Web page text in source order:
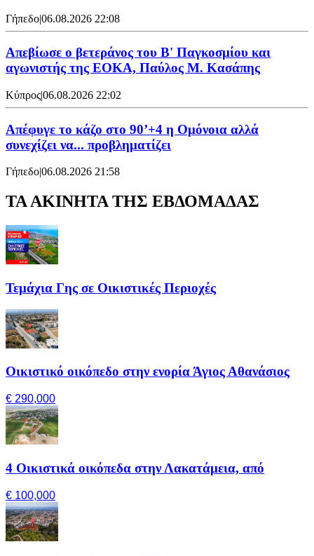
Γήπεδο|06.08.2026 22:08
Απεβίωσε ο βετεράνος του Β' Παγκοσμίου και
αγωνιστής της ΕΟΚΑ, Παύλος Μ. Κασάπης
Κύπρος|06.08.2026 22:02
Απέφυγε το κάζο στο 90’+4 η Ομόνοια αλλά
συνεχίζει να... προβληματίζει
Γήπεδο|06.08.2026 21:58
ΤΑ ΑΚΙΝΗΤΑ ΤΗΣ ΕΒΔΟΜΑΔΑΣ
Τεμάχια Γης σε Οικιστικές Περιοχές
Οικιστικό οικόπεδο στην ενορία Άγιος Αθανάσιος
€ 290,000
4 Οικιστικά οικόπεδα στην Λακατάμεια, από
€ 100,000